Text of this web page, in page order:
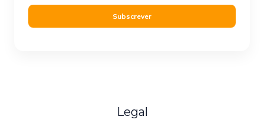
l
Subscrever
Legal